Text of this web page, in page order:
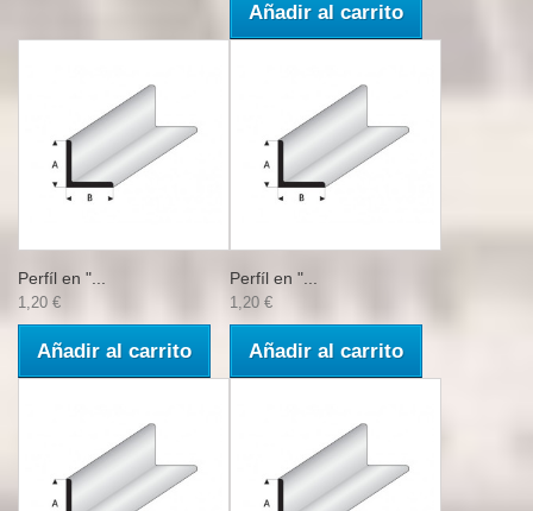
Añadir al carrito
Perfíl en "...
1,20 €
Añadir al carrito
Perfíl en "...
1,20 €
Añadir al carrito